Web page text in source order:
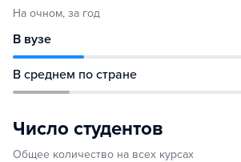
На очном, за год
В вузе
В среднем по стране
Число студентов
Общее количество на всех курсах